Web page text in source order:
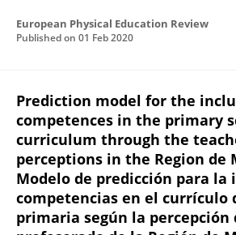
European Physical Education Review
Published on 01 Feb 2020
Prediction model for the
competences in the primary
curriculum through the
perceptions in the Region de
Modelo de predicción para la
competencias en el currículo
primaria según la percepción